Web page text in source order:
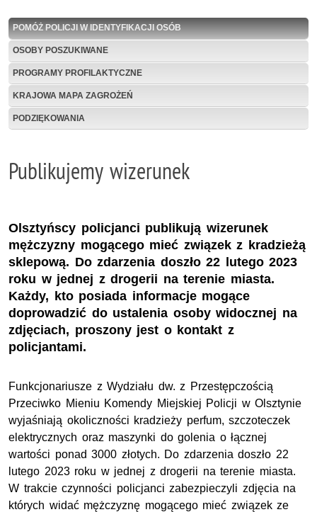
POMÓŻ POLICJI W IDENTYFIKACJI OSÓB
OSOBY POSZUKIWANE
PROGRAMY PROFILAKTYCZNE
KRAJOWA MAPA ZAGROŻEŃ
PODZIĘKOWANIA
Publikujemy wizerunek
Olsztyńscy policjanci publikują wizerunek
mężczyzny mogącego mieć związek z kradzieżą
sklepową. Do zdarzenia doszło 22 lutego 2023
roku w jednej z drogerii na terenie miasta.
Każdy, kto posiada informacje mogące
doprowadzić do ustalenia osoby widocznej na
zdjęciach, proszony jest o kontakt z
policjantami.
Funkcjonariusze z Wydziału dw. z Przestępczością
Przeciwko Mieniu Komendy Miejskiej Policji w Olsztynie
wyjaśniają okoliczności kradzieży perfum, szczoteczek
elektrycznych oraz maszynki do golenia o łącznej
wartości ponad 3000 złotych. Do zdarzenia doszło 22
lutego 2023 roku w jednej z drogerii na terenie miasta.
W trakcie czynności policjanci zabezpieczyli zdjęcia na
których widać mężczyznę mogącego mieć związek ze